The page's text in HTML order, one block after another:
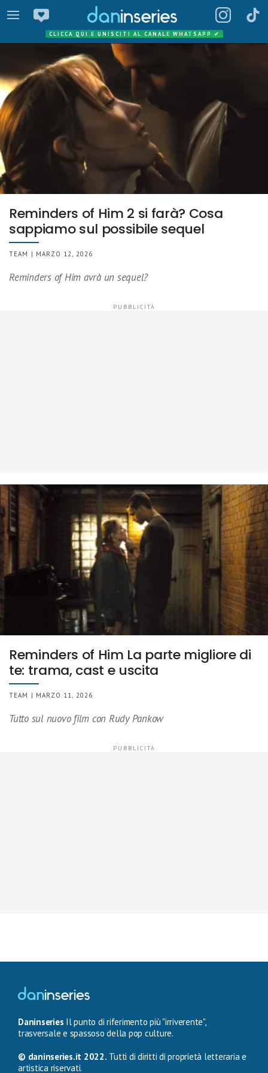
CLICCA QUI E UNISCITI AL CANALE WHATSAPP ✔
Reminders of Him 2 si farà? Cosa
sappiamo sul possibile sequel
TEAM | MARZO 12, 2026
Reminders of Him avrà un sequel?
Reminders of Him La parte migliore di
te: trama, cast e uscita
TEAM | MARZO 11, 2026
Tutto sul nuovo film con Rudy Pankow
Daninseries Il punto di riferimento più "irriverente",
trasversale e spassoso della pop culture.
© daninseries.it 2022. Tutti di diritti di proprietà letteraria e
artistica riservati.